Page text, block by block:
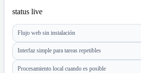
status live
Flujo web sin instalación
Interfaz simple para tareas repetibles
Procesamiento local cuando es posible